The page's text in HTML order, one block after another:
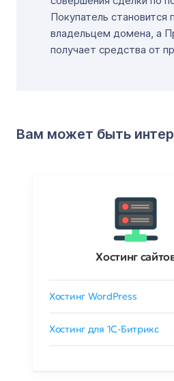
Покупатель становится
владельцем домена, а
получает средства от
Вам может быть
Хостинг
Хостинг WordPress
Хостинг для 1C-Битрикс